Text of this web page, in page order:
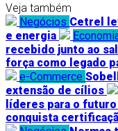
Veja também
Negócios Cetrel
e energia
recebido junto ao
força como legado
e-Commerce
extensão de cílios
líderes para o futuro
conquista